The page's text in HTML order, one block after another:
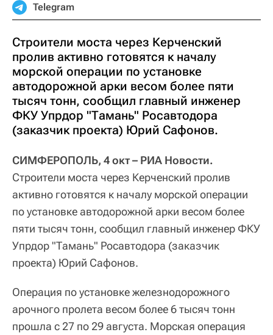
Telegram
Строители моста через Керченский
пролив активно готовятся к началу
морской операции по установке
автодорожной арки весом более пяти
тысяч тонн, сообщил главный инженер
ФКУ Упрдор "Тамань" Росавтодора
(заказчик проекта) Юрий Сафонов.
СИМФЕРОПОЛЬ, 4 окт – РИА Новости.
Строители моста через Керченский пролив
активно готовятся к началу морской операции
по установке автодорожной арки весом более
пяти тысяч тонн, сообщил главный инженер ФКУ
Упрдор "Тамань" Росавтодора (заказчик
проекта) Юрий Сафонов.
Операция по установке железнодорожного
арочного пролета весом более 6 тысяч тонн
прошла с 27 по 29 августа. Морская операция